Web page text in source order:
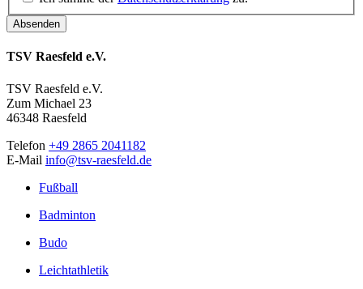
TSV Raesfeld e.V.
TSV Raesfeld e.V.
Zum Michael 23
46348 Raesfeld
Telefon +49 2865 2041182
E-Mail info@tsv-raesfeld.de
Fußball
Badminton
Budo
Leichtathletik